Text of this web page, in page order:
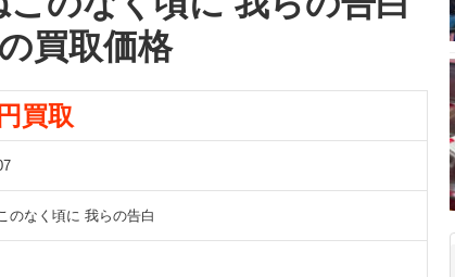
買取価格
買取
のなく頃に 我らの告白